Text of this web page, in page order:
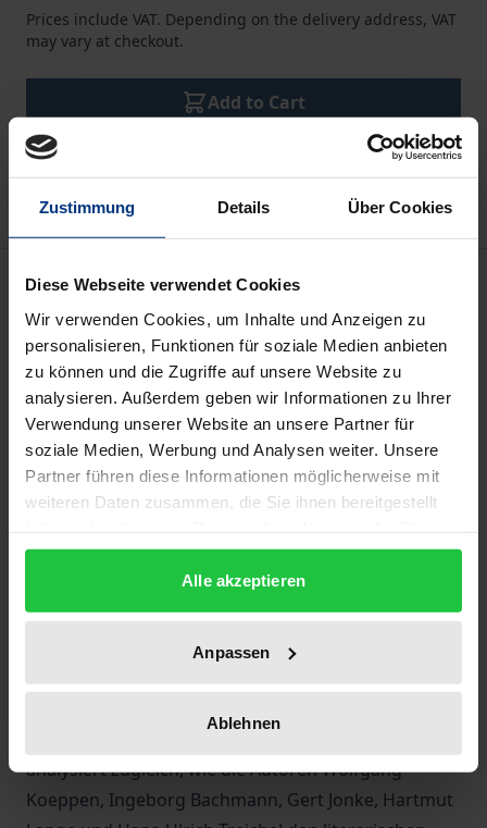
Zustimmung Details Über Cookies
Diese Webseite verwendet Cookies
Wir verwenden Cookies, um Inhalte und Anzeigen zu
personalisieren, Funktionen für soziale Medien anbieten
zu können und die Zugriffe auf unsere Website zu
analysieren. Außerdem geben wir Informationen zu Ihrer
Verwendung unserer Website an unsere Partner für
soziale Medien, Werbung und Analysen weiter. Unsere
Partner führen diese Informationen möglicherweise mit
weiteren Daten zusammen, die Sie ihnen bereitgestellt
gesammelt haben.
Alle akzeptieren
Anpassen
Ablehnen
Prices include VAT. Depending on the delivery address, VAT
may vary at checkout.
Add to Cart
Add to Wish List
Delivery cost notice
Description
Mit seinem Epochenroman "Doktor Faustus"
initiierte Thomas Mann den literarischen Diskurs
über die Neue Musik des 20. Jahrhunderts, deren
Vertreter die Dur-Moll-Tonalität durch radikale
kompositorische Verfahren wie Atonalität und
Zwölftontechnik ersetzten. Möglich wurde diese
auf die musikalische Moderne durch eine singuläre
Konstellation in der Geistesgeschichte des 20.
Jahrhunderts: Manns Zusammenarbeit mit Theodor
analysiert zugleich, wie die Autoren Wolfgang
Koeppen, Ingeborg Bachmann, Gert Jonke, Hartmut